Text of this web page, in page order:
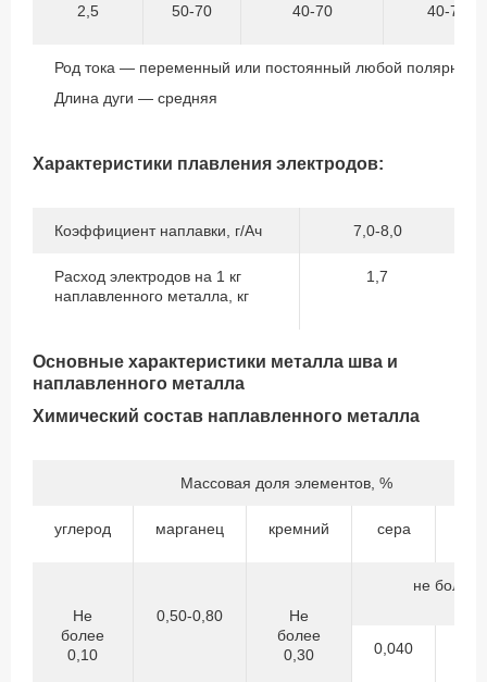
2,5 50-70 40-70 40-70
Род тока — переменный или постоянный любой
Длина дуги — средняя
Характеристики плавления электродов:
Коэффициент наплавки, г/Ач 7,0-8,0
Расход электродов на 1 кг
наплавленного металла, кг
1,7
Основные характеристики металла шва и
наплавленного металла
Химический состав наплавленного металла
Массовая доля элементов, %
углерод марганец кремний сера
Не
более
0,10
0,50-0,80
Не
более
0,30
не более
0,040